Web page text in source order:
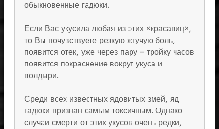
обыкновенные гадюки.
Если Вас укусила любая из этих «красавиц»,
то Вы почувствуете резкую жгучую боль,
появится отек, уже через пару – тройку часов
появится покраснение вокруг укуса и
волдыри.
Среди всех известных ядовитых змей, яд
гадюки признан самым токсичным. Однако
случаи смерти от этих укусов очень редки,